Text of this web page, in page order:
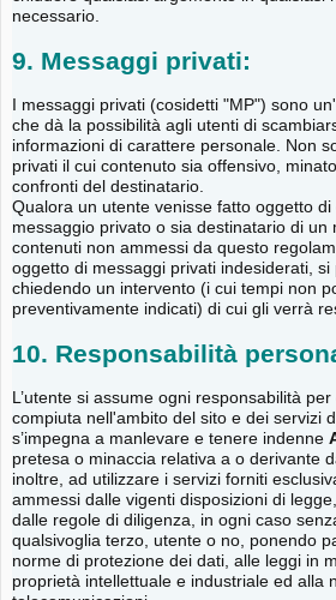
necessario.
9. Messaggi privati:
I messaggi privati (cosidetti "MP") sono
che dà la possibilità agli utenti di
informazioni di carattere personale. Non
privati il cui contenuto sia offensivo,
confronti del destinatario.
Qualora un utente venisse fatto oggetto
messaggio privato o sia destinatario di un
contenuti non ammessi da questo
oggetto di messaggi privati indesiderati,
chiedendo un intervento (i cui tempi non
preventivamente indicati) di cui gli verrà
10. Responsabilità
L’utente si assume ogni responsabilità
compiuta nell'ambito del sito e dei servizi
s’impegna a manlevare e tenere indenne
pretesa o minaccia relativa a o derivante
inoltre, ad utilizzare i servizi forniti
ammessi dalle vigenti disposizioni di
dalle regole di diligenza, in ogni caso
qualsivoglia terzo, utente o no, ponendo
norme di protezione dei dati, alle leggi in
proprietà intellettuale e industriale ed alla